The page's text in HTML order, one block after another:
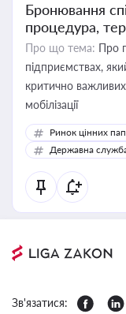
Бронювання
процедура,
Про що тема: Про
підприємствах,
критично
мобілізації
Ринок цінних
Державна
Зв'язатися: